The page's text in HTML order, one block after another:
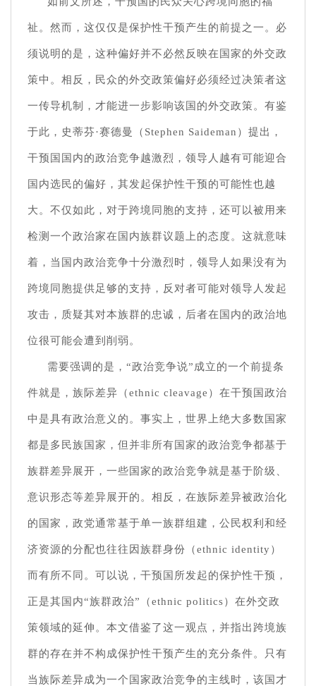
祉。然而，这仅仅是保护性干预产生的前提之一。必
须说明的是，这种偏好并不必然反映在国家的外交政
策中。相反，民众的外交政策偏好必须经过决策者这
一传导机制，才能进一步影响该国的外交政策。有鉴
于此，史蒂芬·赛德曼（Stephen Saideman）提出，
干预国国内的政治竞争越激烈，领导人越有可能迎合
国内选民的偏好，其发起保护性干预的可能性也越
大。不仅如此，对于跨境同胞的支持，还可以被用来
检测一个政治家在国内族群议题上的态度。这就意味
着，当国内政治竞争十分激烈时，领导人如果没有为
跨境同胞提供足够的支持，反对者可能对领导人发起
攻击，质疑其对本族群的忠诚，后者在国内的政治地
位很可能会遭到削弱。
需要强调的是，“政治竞争说”成立的一个前提条
件就是，族际差异（ethnic cleavage）在干预国政治
中是具有政治意义的。事实上，世界上绝大多数国家
都是多民族国家，但并非所有国家的政治竞争都基于
族群差异展开，一些国家的政治竞争就是基于阶级、
意识形态等差异展开的。相反，在族际差异被政治化
的国家，政党通常基于单一族群组建，公民权利和经
济资源的分配也往往因族群身份（ethnic identity）
而有所不同。可以说，干预国所发起的保护性干预，
正是其国内“族群政治”（ethnic politics）在外交政
策领域的延伸。本文借鉴了这一观点，并指出跨境族
群的存在并不构成保护性干预产生的充分条件。只有
当族际差异成为一个国家政治竞争的主线时，该国才